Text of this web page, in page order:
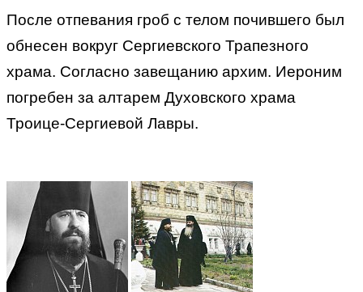
После отпевания гроб с телом почившего был
обнесен вокруг Сергиевского Трапезного
храма. Согласно завещанию архим. Иероним
погребен за алтарем Духовского храма
Троице-Сергиевой Лавры.